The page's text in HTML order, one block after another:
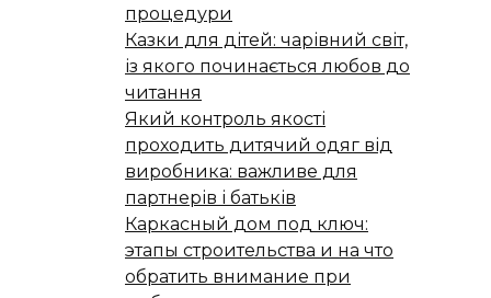
процедури
Казки для дітей: чарівний світ,
із якого починається любов до
читання
Який контроль якості
проходить дитячий одяг від
виробника: важливе для
партнерів і батьків
Каркасный дом под ключ:
этапы строительства и на что
обратить внимание при